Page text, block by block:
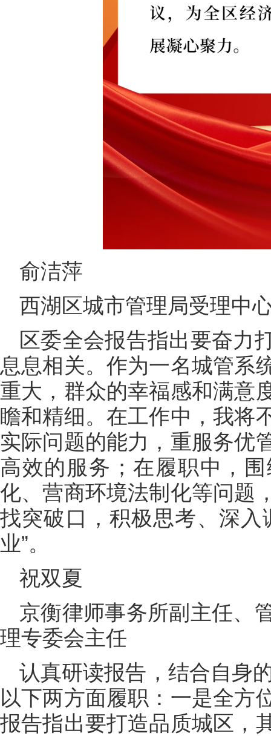
俞洁萍
西湖区城市管理局受理中
区委全会报告指出要奋力
息息相关。作为一名城管系
重大，群众的幸福感和满意
瞻和精细。在工作中，我将
实际问题的能力，重服务优
高效的服务；在履职中，
化、营商环境法制化等问题
找突破口，积极思考、深入
业”。
祝双夏
京衡律师事务所副主任、
理专委会主任
认真研读报告，结合自身
以下两方面履职：一是全方
报告指出要打造品质城区，